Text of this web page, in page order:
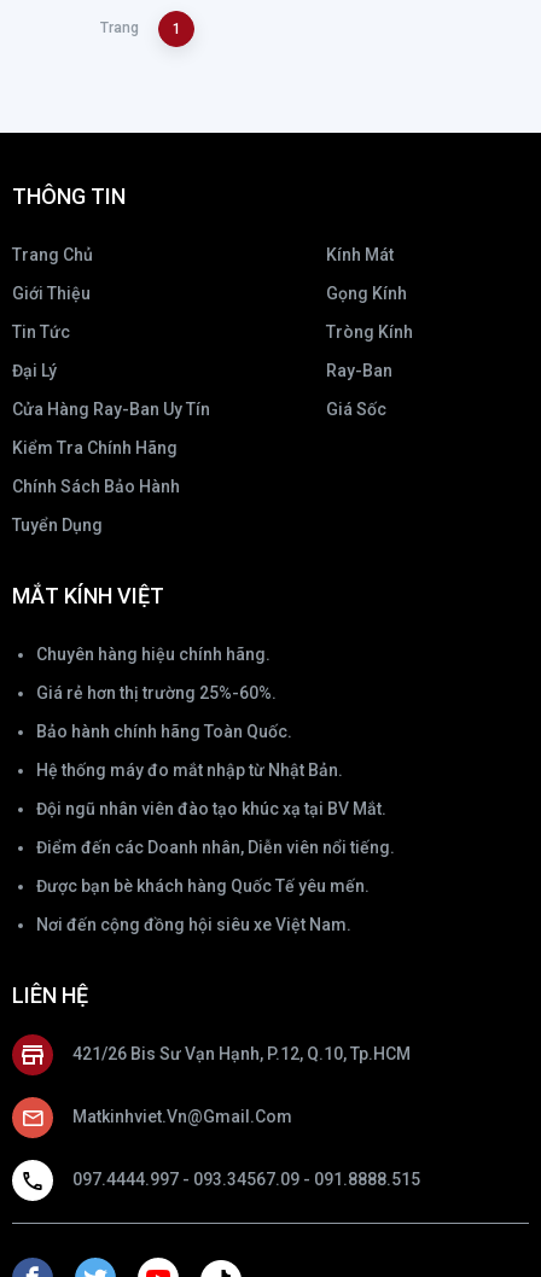
Trang 1
THÔNG TIN
Trang Chủ
Giới Thiệu
Tin Tức
Đại Lý
Cửa Hàng Ray-Ban Uy Tín
Kiểm Tra Chính Hãng
Chính Sách Bảo Hành
Tuyển Dụng
Kính Mát
Gọng Kính
Tròng Kính
Ray-Ban
Giá Sốc
MẮT KÍNH VIỆT
Chuyên hàng hiệu chính hãng.
Giá rẻ hơn thị trường 25%-60%.
Bảo hành chính hãng Toàn Quốc.
Hệ thống máy đo mắt nhập từ Nhật Bản.
Đội ngũ nhân viên đào tạo khúc xạ tại BV Mắt.
Điểm đến các Doanh nhân, Diễn viên nổi tiếng.
Được bạn bè khách hàng Quốc Tế yêu mến.
Nơi đến cộng đồng hội siêu xe Việt Nam.
LIÊN HỆ
421/26 Bis Sư Vạn Hạnh, P.12, Q.10, Tp.HCM
Matkinhviet.vn@gmail.com
097.4444.997 - 093.34567.09 - 091.8888.515